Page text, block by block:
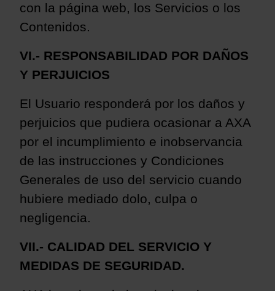
con la página web, los Servicios o los
Contenidos.
VI.- RESPONSABILIDAD POR DAÑOS
Y PERJUICIOS
El Usuario responderá por los daños y
perjuicios que pudiera ocasionar a AXA
por el incumplimiento e inobservancia
de las instrucciones y Condiciones
Generales de uso del servicio cuando
hubiere mediado dolo, culpa o
negligencia.
VII.- CALIDAD DEL SERVICIO Y
MEDIDAS DE SEGURIDAD.